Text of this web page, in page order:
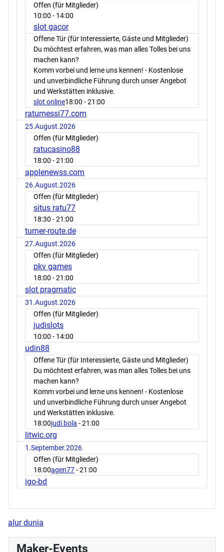
Offen (für Mitglieder)
10:00 - 14:00
slot gacor
Offene Tür (für Interessierte, Gäste und Mitglieder)
Du möchtest erfahren, was man alles Tolles bei uns
machen kann?
Komm vorbei und lerne uns kennen! - Kostenlose
und unverbindliche Führung durch unser Angebot
und Werkstätten inklusive.
slot online18:00 - 21:00
ratumessi77.com
25.August.2026
Offen (für Mitglieder)
ratucasino88
18:00 - 21:00
applenewss.com
26.August.2026
Offen (für Mitglieder)
situs ratu77
18:30 - 21:00
turner-route.de
27.August.2026
Offen (für Mitglieder)
pkv games
18:00 - 21:00
slot pragmatic
31.August.2026
Offen (für Mitglieder)
judislots
10:00 - 14:00
udin88
Offene Tür (für Interessierte, Gäste und Mitglieder)
Du möchtest erfahren, was man alles Tolles bei uns
machen kann?
Komm vorbei und lerne uns kennen! - Kostenlose
und unverbindliche Führung durch unser Angebot
und Werkstätten inklusive.
18:00judi bola - 21:00
litwic.org
1.September.2026
Offen (für Mitglieder)
18:00agen77- 21:00
igo-bd
alur dunia
Maker-Events